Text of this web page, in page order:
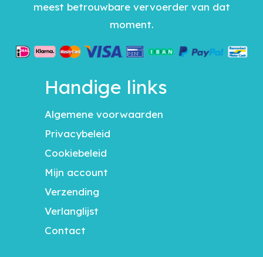
meest betrouwbare vervoerder van dat
moment.
Handige links
Algemene voorwaarden
Privacybeleid
Cookiebeleid
Mijn account
Verzending
Verlanglijst
Contact